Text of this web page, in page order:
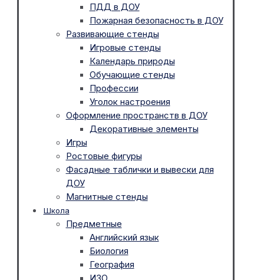
ПДД в ДОУ
Пожарная безопасность в ДОУ
Развивающие стенды
Игровые стенды
Календарь природы
Обучающие стенды
Профессии
Уголок настроения
Оформление пространств в ДОУ
Декоративные элементы
Игры
Ростовые фигуры
Фасадные таблички и вывески для
ДОУ
Магнитные стенды
Школа
Предметные
Английский язык
Биология
География